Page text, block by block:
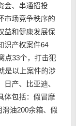
金、串通招投
市场竞争秩序的
益和健康发展保
识产权案件64
点33个，打击犯
是以上案件的涉
产、比亚迪、
体包括：假冒摩
滑油200余箱、假